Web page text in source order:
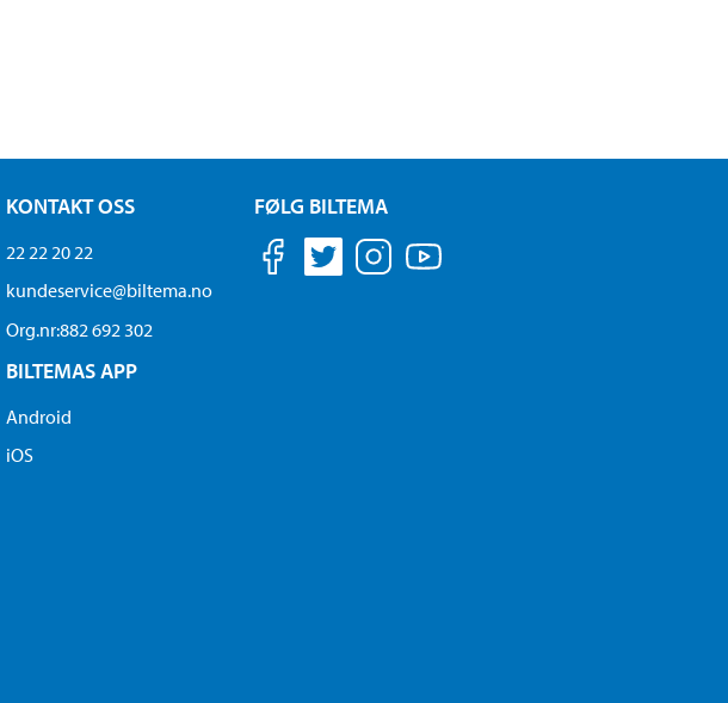
KONTAKT OSS
22 22 20 22
kundeservice@biltema.no
Org.nr:882 692 302
BILTEMAS APP
Android
iOS
FØLG BILTEMA